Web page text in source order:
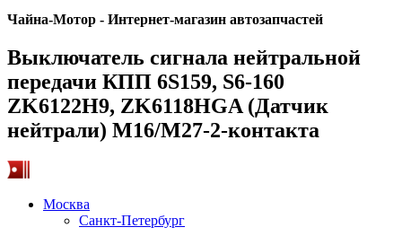
Чайна-Мотор - Интернет-магазин автозапчастей
Выключатель сигнала нейтральной
передачи КПП 6S159, S6-160
ZK6122H9, ZK6118HGA (Датчик
нейтрали) M16/M27-2-контакта
Москва
Санкт-Петербург